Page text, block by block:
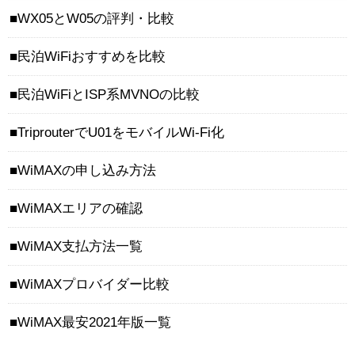
WX05とW05の評判・比較
民泊WiFiおすすめを比較
民泊WiFiとISP系MVNOの比較
TriprouterでU01をモバイルWi-Fi化
WiMAXの申し込み方法
WiMAXエリアの確認
WiMAX支払方法一覧
WiMAXプロバイダー比較
WiMAX最安2021年版一覧